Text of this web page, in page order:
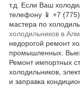
т.д. Если Ваш
телефону 📱 +7
мастера по
холодильников в
недорогой ремонт
промышленных.
Ремонт импортных
холодильников,
и заправка